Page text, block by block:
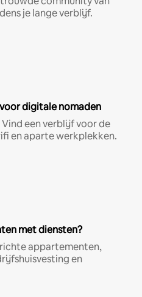
je lange verblijf.
digitale nomaden
een verblijf voor de
en aparte werkplekken.
met diensten?
appartementen,
en